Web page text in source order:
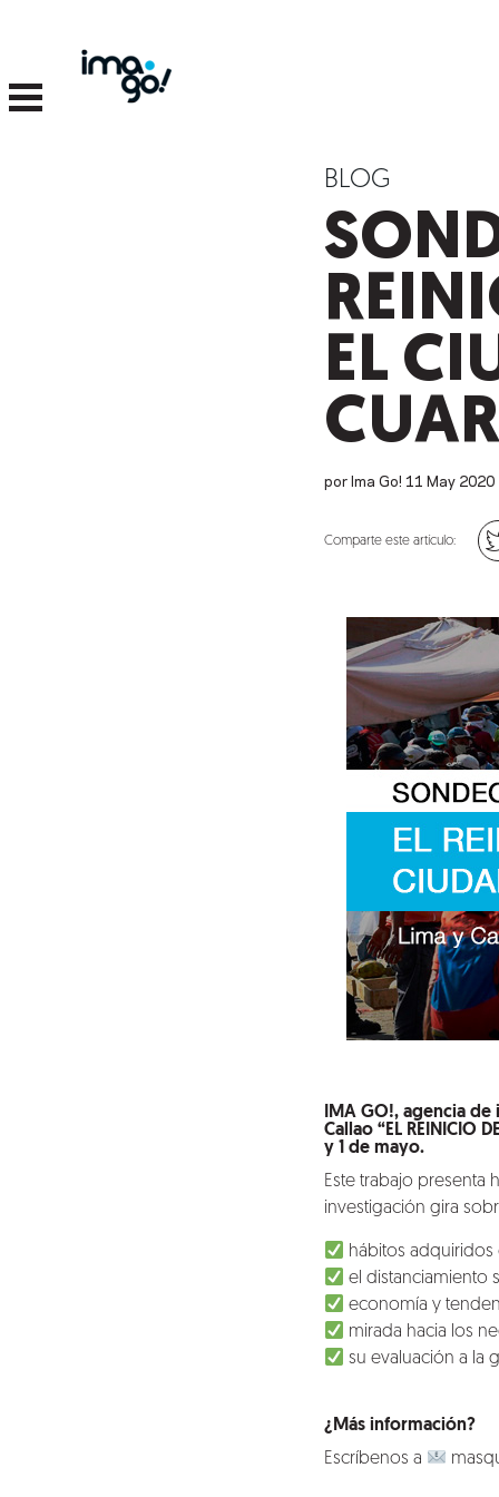
BLOG
EL
por Ima Go! 11 May 2020
Comparte este artículo:
IMA GO!, agencia
Callao “EL REINICIO
y 1 de mayo.
Este trabajo presenta
investigación gira
hábitos adquiridos
el distanciamiento
economía y
mirada hacia los
su evaluación a la
¿Más información?
Escríbenos a